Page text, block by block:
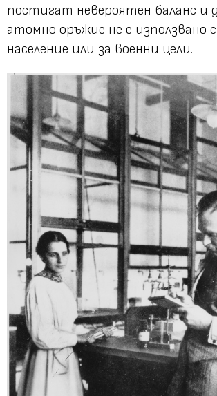
постигат невероятен баланс и
атомно оръжие не е използвано
население или за военни цели.